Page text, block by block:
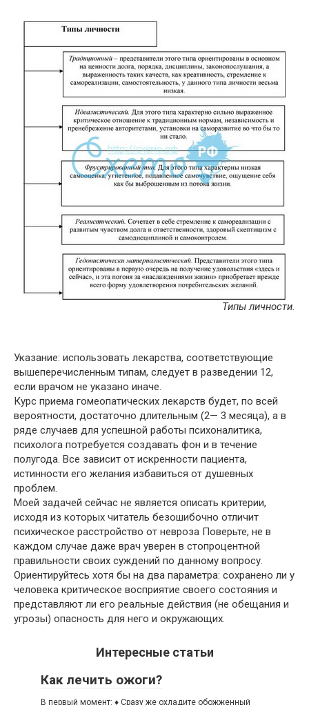
Типы личности.
Указание: использовать лекарства, соответствующие
вышеперечисленным типам, следует в разведении 12,
если врачом не указано иначе.
Курс приема гомеопатических лекарств будет, по всей
вероятности, достаточно длительным (2— 3 месяца), а в
ряде случаев для успешной работы психоналитика,
психолога потребуется создавать фон и в течение
полугода. Все зависит от искренности пациента,
истинности его желания избавиться от душевных
проблем.
Моей задачей сейчас не является описать критерии,
исходя из которых читатель безошибочно отличит
психическое расстройство от невроза Поверьте, не в
каждом случае даже врач уверен в стопроцентной
правильности своих суждений по данному вопросу.
Ориентируйтесь хотя бы на два параметра: сохранено ли у
человека критическое восприятие своего состояния и
представляют ли его реальные действия (не обещания и
угрозы) опасность для него и окружающих.
Интересные статьи
Как лечить ожоги?
В первый момент: ♦ Сразу же охладите обожженный